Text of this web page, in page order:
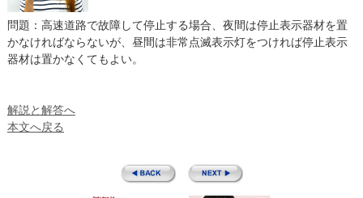
問題：高速道路で故障して停止する場合、夜間は停止表示器材を置
かなければならないが、昼間は非常点滅表示灯をつければ停止表示
器材は置かなくてもよい。
解説と解答へ
本文へ戻る